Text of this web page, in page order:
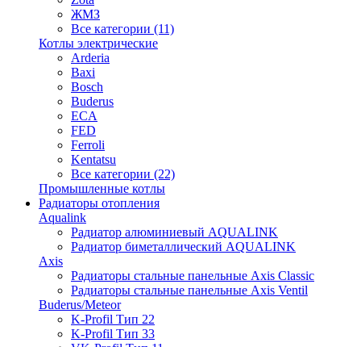
ЖМЗ
Все категории (11)
Котлы электрические
Arderia
Baxi
Bosch
Buderus
ECA
FED
Ferroli
Kentatsu
Все категории (22)
Промышленные котлы
Радиаторы отопления
Aqualink
Радиатор алюминиевый AQUALINK
Радиатор биметаллический AQUALINK
Axis
Радиаторы стальные панельные Axis Classic
Радиаторы стальные панельные Axis Ventil
Buderus/Meteor
K-Profil Тип 22
K-Profil Тип 33